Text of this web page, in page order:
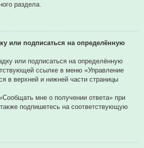
раздела.
или подписаться на определённую
или подписаться на определённую
ссылке в меню «Управление
в верхней и нижней части страницы
мне о получении ответа» при
подпишетесь на соответствующую